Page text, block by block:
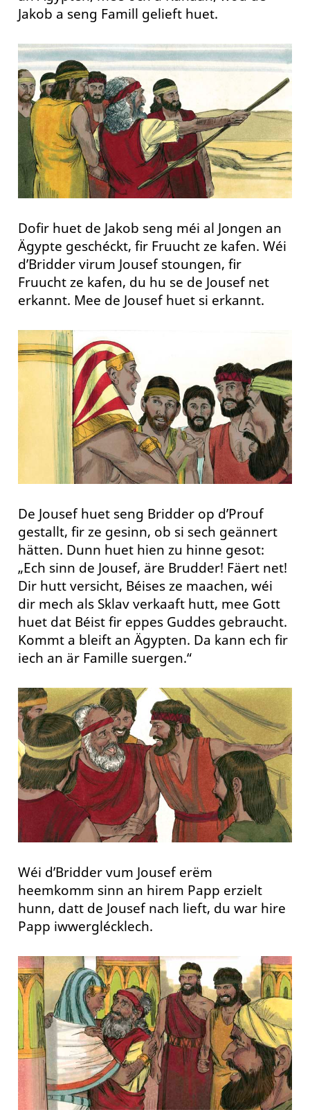
Jakob a seng Famill gelieft huet.
Dofir huet de Jakob seng méi al Jongen an
Ägypte geschéckt, fir Fruucht ze kafen. Wéi
d’Bridder virum Jousef stoungen, fir
Fruucht ze kafen, du hu se de Jousef net
erkannt. Mee de Jousef huet si erkannt.
De Jousef huet seng Bridder op d’Prouf
gestallt, fir ze gesinn, ob si sech geännert
hätten. Dunn huet hien zu hinne gesot:
„Ech sinn de Jousef, äre Brudder! Fäert net!
Dir hutt versicht, Béises ze maachen, wéi
dir mech als Sklav verkaaft hutt, mee Gott
huet dat Béist fir eppes Guddes gebraucht.
Kommt a bleift an Ägypten. Da kann ech fir
iech an är Famille suergen.“
Wéi d’Bridder vum Jousef erëm
heemkomm sinn an hirem Papp erzielt
hunn, datt de Jousef nach lieft, du war hire
Papp iwwerglécklech.